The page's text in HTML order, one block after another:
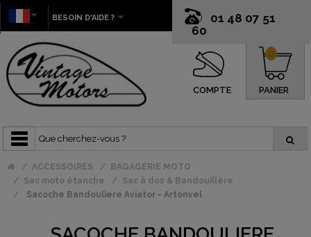
01 48 07 51
60
BESOIN D'AIDE ?
COMPTE PANIER
0
ACCESSOIRES
BAGAGERIE MOTO
Sac moto étanche
Sac à dos & Bandouillère
Sacoche Bandouliere Aviator - Artonvel